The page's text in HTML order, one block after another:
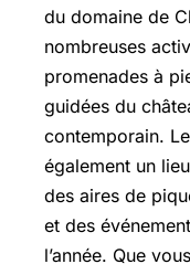
du domaine de
nombreuses
promenades à
guidées du
contemporain.
également un
des aires de
et des
l’année. Que